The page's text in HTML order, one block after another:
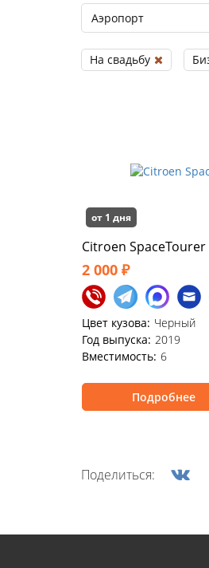
от 1 дня
Citroen SpaceTourer
2 000 ₽
Цвет кузова: Черный
Год выпуска: 2019
Вместимость: 6
Подробнее
Поделиться:
Аэропорт
На свадьбу